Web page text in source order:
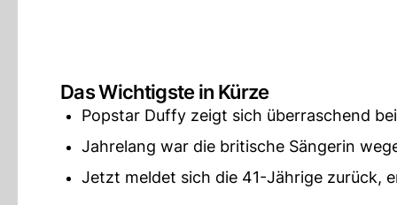
Das Wichtigste in Kürze
Popstar Duffy zeigt sich überraschend
Jahrelang war die britische Sängerin
Jetzt meldet sich die 41-Jährige zurück,